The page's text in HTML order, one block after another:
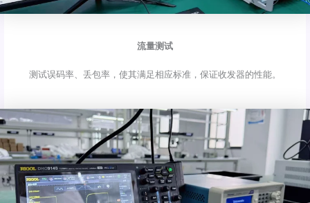
流量测试
测试误码率、丢包率，使其满足相应标准，保证收发器的性能。